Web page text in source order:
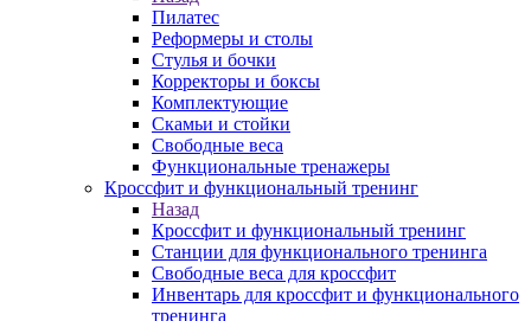
Пилатес
Реформеры и столы
Стулья и бочки
Корректоры и боксы
Комплектующие
Скамьи и стойки
Свободные веса
Функциональные тренажеры
Кроссфит и функциональный тренинг
Назад
Кроссфит и функциональный тренинг
Станции для функционального тренинга
Свободные веса для кроссфит
Инвентарь для кроссфит и функционального
тренинга